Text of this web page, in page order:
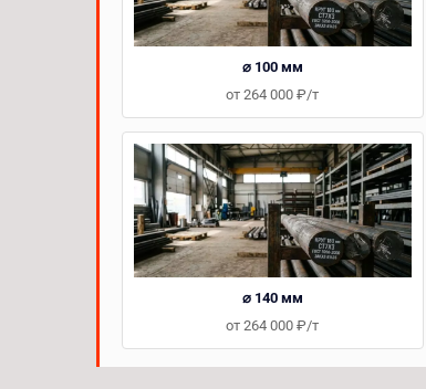
⌀ 100 мм
от 264 000 ₽/т
⌀ 140 мм
от 264 000 ₽/т